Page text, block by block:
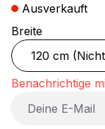
Ausverkauft
Breiteauswählen
Benachrichtige